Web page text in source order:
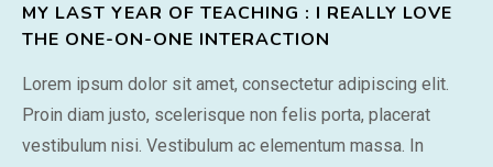
MY LAST YEAR OF TEACHING : I REALLY LOVE
THE ONE-ON-ONE INTERACTION
Lorem ipsum dolor sit amet, consectetur adipiscing elit.
Proin diam justo, scelerisque non felis porta, placerat
vestibulum nisi. Vestibulum ac elementum massa. In